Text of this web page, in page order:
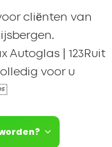
cliënten van
Autoglas | 123Ruit
voor u